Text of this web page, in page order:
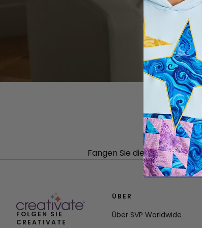
Fangen Sie die Wärme und
FOLGEN SIE
CREATIVATE
ÜBER
Über SVP Worldwide